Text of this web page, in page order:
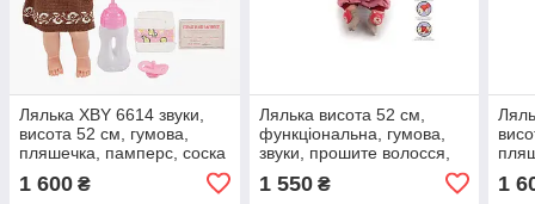
Лялька XBY 6614 звуки,
висота 52 см, гумова,
пляшечка, памперс, соска
1 600 ₴
Лялька висота 52 см,
функціональна, гумова,
звуки, прошите волосся,
1 550₴ 1